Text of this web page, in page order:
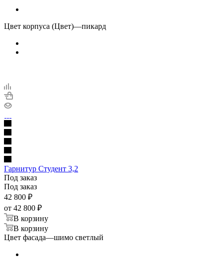
Цвет корпуса (Цвет)—пикард
Гарнитур Студент 3,2
Под заказ
Под заказ
42 800 ₽
от 42 800 ₽
В корзину
В корзину
Цвет фасада—шимо светлый